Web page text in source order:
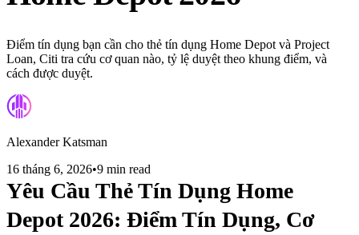
Điểm tín dụng bạn cần cho thẻ tín dụng Home Depot và Project
Loan, Citi tra cứu cơ quan nào, tỷ lệ duyệt theo khung điểm, và
cách được duyệt.
Alexander Katsman
16 tháng 6, 2026•9 min read
Yêu Cầu Thẻ Tín Dụng Home
Depot 2026: Điểm Tín Dụng, Cơ